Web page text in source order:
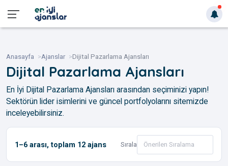
Anasayfa Ajanslar Dijital Pazarlama Ajansları
Dijital Pazarlama Ajansları
En İyi Dijital Pazarlama Ajansları arasından seçiminizi yapın!
Sektörün lider isimlerini ve güncel portfolyolarını sitemizde
inceleyebilirsiniz.
1–6 arası, toplam 12 ajans Sırala